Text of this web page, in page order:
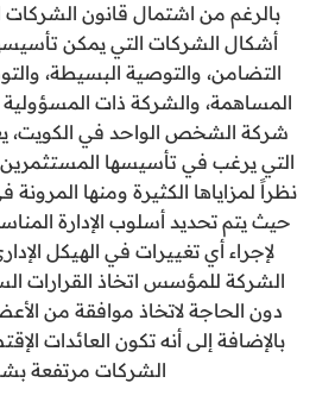
بالرغم من اشتمال قانون الشركات
أشكال الشركات التي يمكن
التضامن، والتوصية البسيطة،
المساهمة، والشركة ذات المسؤولية
شركة الشخص الواحد في الكويت،
التي يرغب في تأسيسها
نظراً لمزاياها الكثيرة ومنها المرونة
حيث يتم تحديد أسلوب الإدارة
لإجراء أي تغييرات في الهيكل
الشركة للمؤسس اتخاذ القرارات
دون الحاجة لاتخاذ موافقة من
بالإضافة إلى أنه تكون العائدات
الشركات مرتفعة